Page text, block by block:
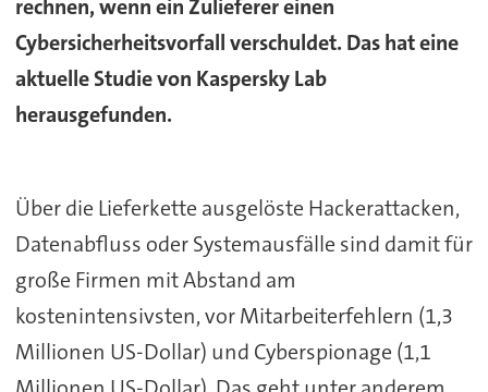
rechnen, wenn ein Zulieferer einen
Cybersicherheitsvorfall verschuldet. Das hat eine
aktuelle Studie von Kaspersky Lab
herausgefunden.
Über die Lieferkette ausgelöste Hackerattacken,
Datenabfluss oder Systemausfälle sind damit für
große Firmen mit Abstand am
kostenintensivsten, vor Mitarbeiterfehlern (1,3
Millionen US-Dollar) und Cyberspionage (1,1